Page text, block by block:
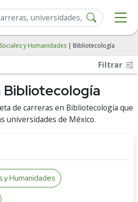
y Humanidades | Bibliotecología
Filtrar
Bibliotecología
de carreras en Bibliotecología que
universidades de México.
y Humanidades